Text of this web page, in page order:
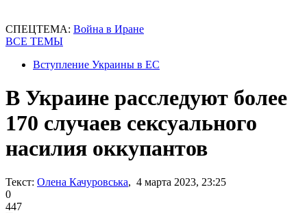
СПЕЦТЕМА: Война в Иране
ВСЕ ТЕМЫ
Вступление Украины в ЕС
В Украине расследуют более
170 случаев сексуального
насилия оккупантов
Текст: Олена Качуровська, 4 марта 2023, 23:25
0
447